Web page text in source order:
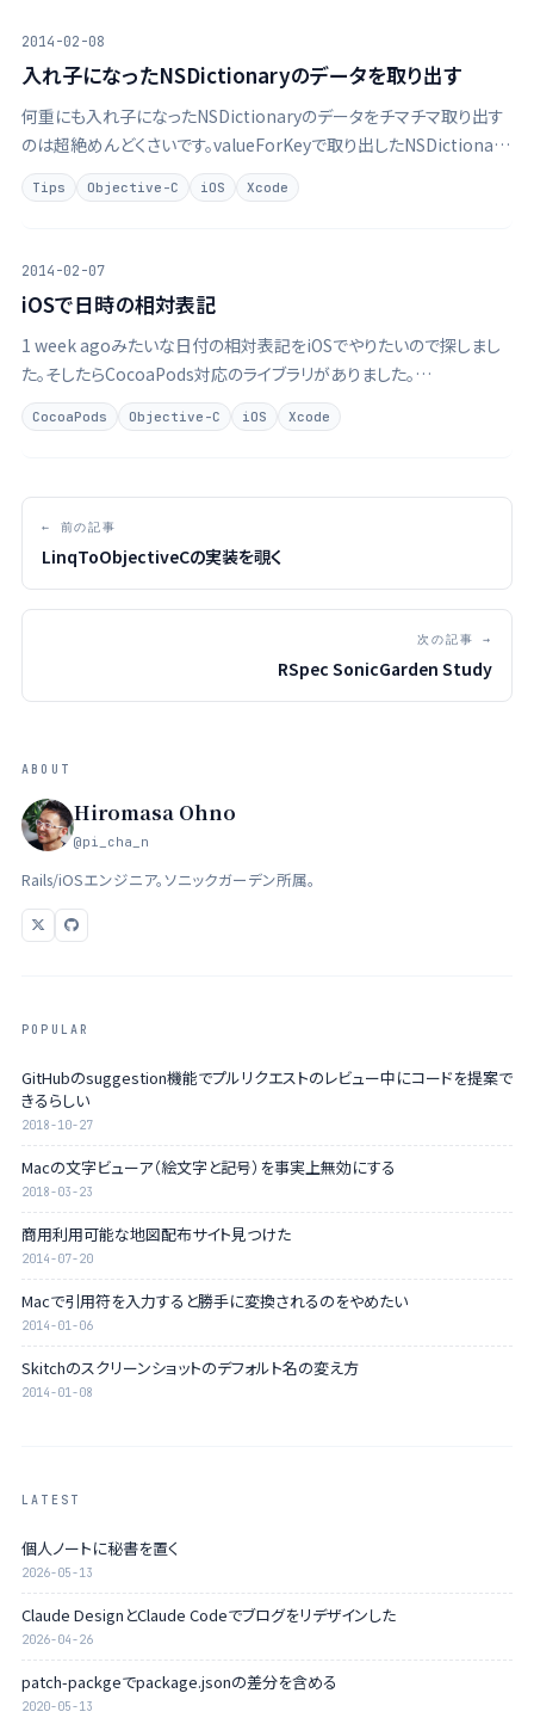
2014-02-08
入れ子になったNSDictionaryのデータを取り出す
何重にも入れ子になったNSDictionaryのデータをチマチマ取り出す
のは超絶めんどくさいです。valueForKeyで取り出したNSDictionary
にさらにvalueForKeyして、さらに、、なんてやるともうやってられませ
ん。
Tips Objective-C iOS Xcode
2014-02-07
iOSで日時の相対表記
1 week agoみたいな日付の相対表記をiOSでやりたいので探しまし
た。そしたらCocoaPods対応のライブラリがありました。
kevinlawler/NSDate-TimeAgo これです。カテゴリでNSDateを拡
張してくれてあります。 インストール 普通の …
CocoaPods Objective-C iOS Xcode
← 前の記事
LinqToObjectiveCの実装を覗く
次の記事 →
RSpec SonicGarden Study
ABOUT
Hiromasa Ohno
@pi_cha_n
Rails/iOSエンジニア。ソニックガーデン所属。
POPULAR
GitHubのsuggestion機能でプルリクエストのレビュー中にコードを提案で
きるらしい
2018-10-27
Macの文字ビューア（絵文字と記号）を事実上無効にする
2018-03-23
商用利用可能な地図配布サイト見つけた
2014-07-20
Macで引用符を入力すると勝手に変換されるのをやめたい
2014-01-06
Skitchのスクリーンショットのデフォルト名の変え方
2014-01-08
LATEST
個人ノートに秘書を置く
2026-05-13
Claude DesignとClaude Codeでブログをリデザインした
2026-04-26
patch-packgeでpackage.jsonの差分を含める
2020-05-13